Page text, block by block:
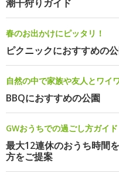
潮干狩りガイド
春のお出かけにピッタリ！
ピクニックにおすすめの
自然の中で家族や友人とワイ
BBQにおすすめの公園
GWおうちでの過ごし方ガイド
最大12連休のおうち時間
方をご提案